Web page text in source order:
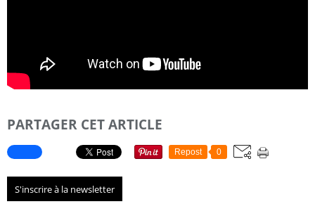
PARTAGER CET ARTICLE
Repost 0
S'inscrire à la newsletter